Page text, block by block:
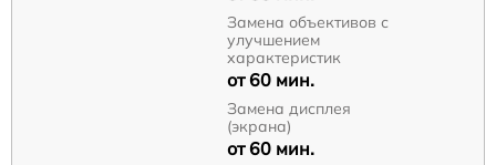
Замена объективов с
улучшением
характеристик
от 60 мин.
Замена дисплея
(экрана)
от 60 мин.